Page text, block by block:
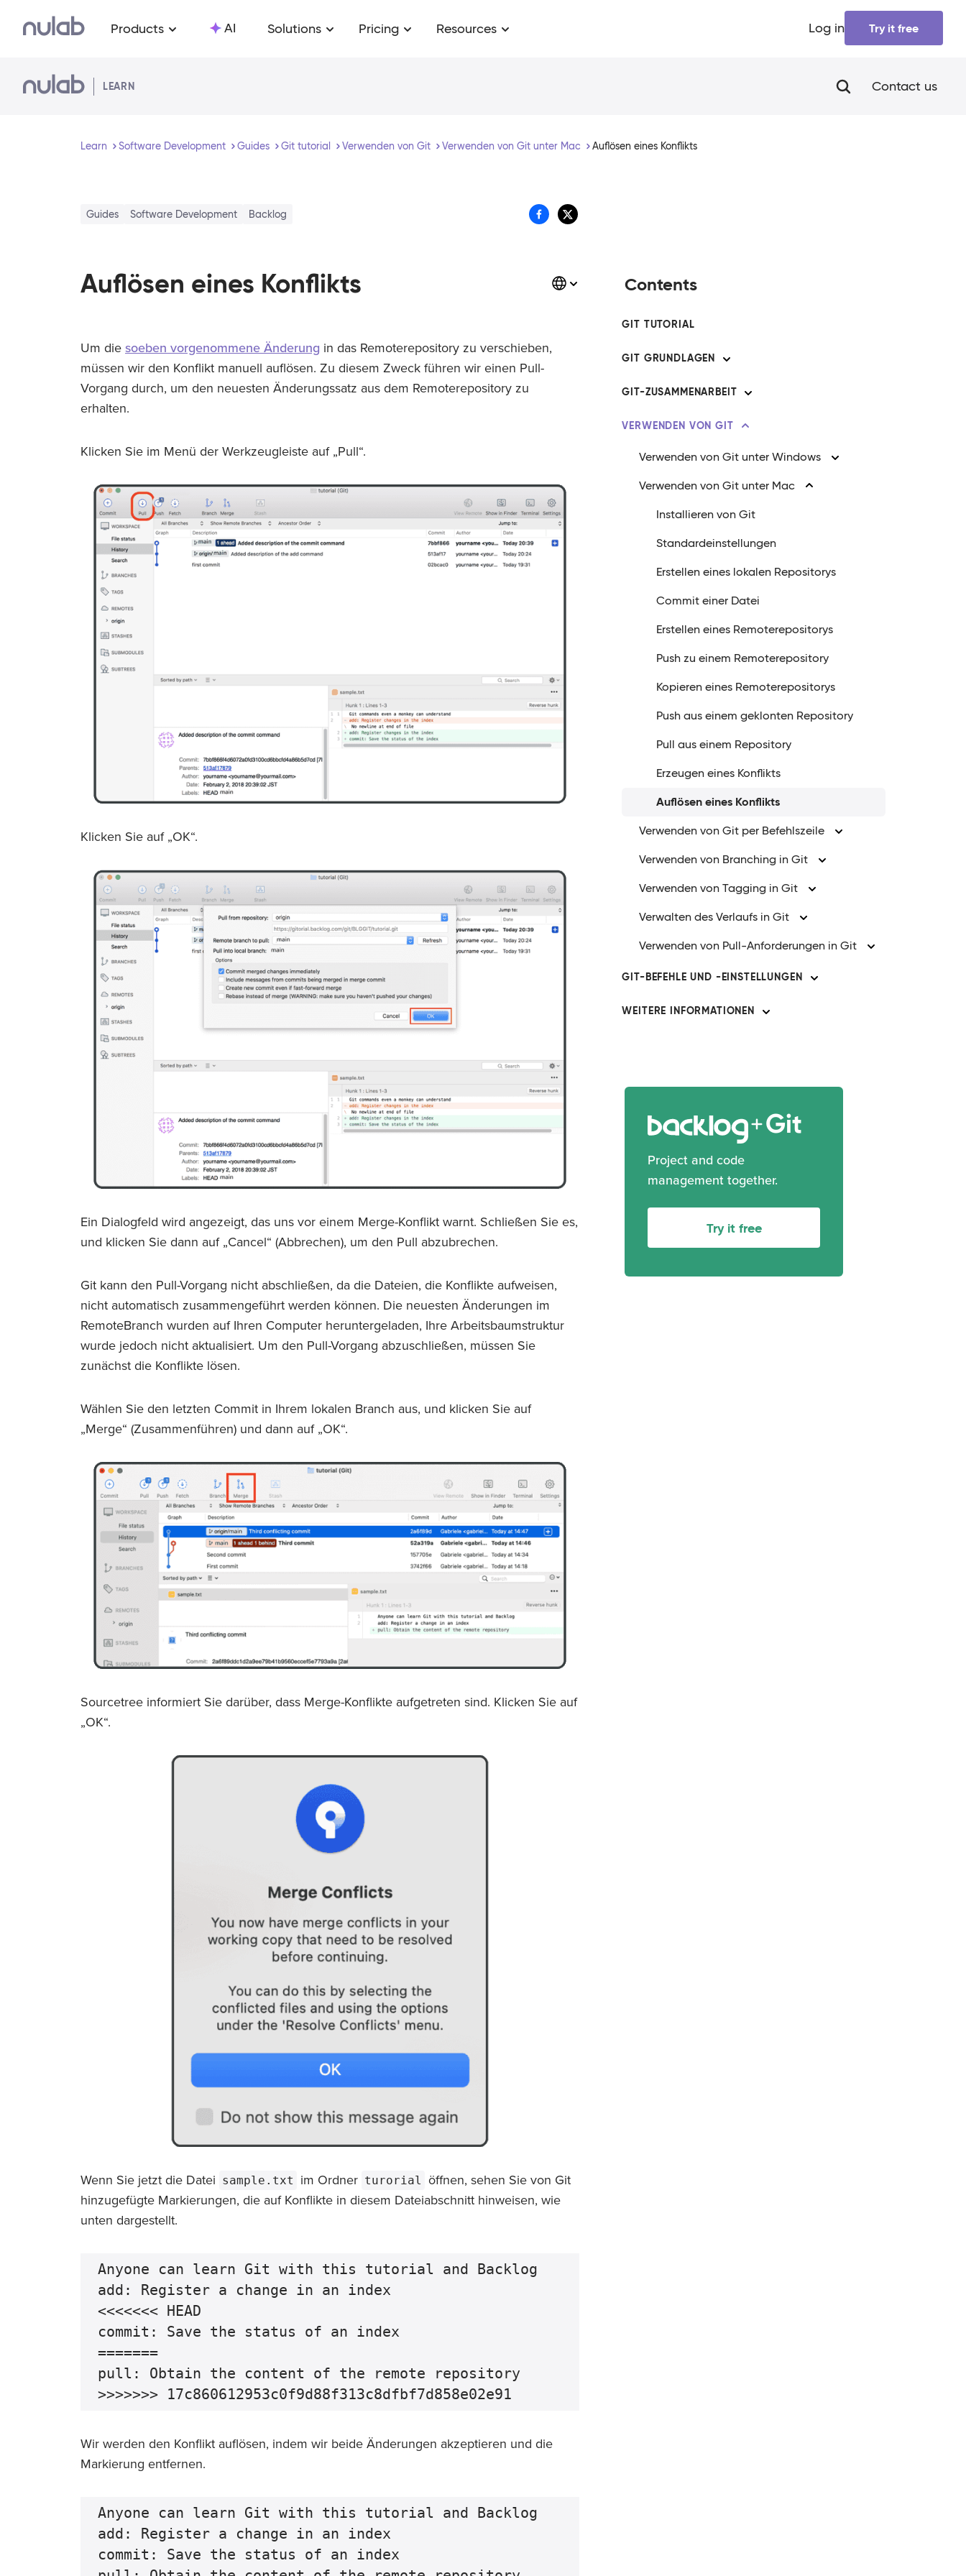
Products AI Solutions Pricing Resources Log in Try it free
LEARN Contact us
Learn Software Development Guides Git tutorial Verwenden von Git Verwenden von Git unter Mac Auflösen eines Konflikts
Guides Software Development Backlog
Auflösen eines Konflikts
Um die soeben vorgenommene Änderung in das Remoterepository zu verschieben,
müssen wir den Konflikt manuell auflösen. Zu diesem Zweck führen wir einen Pull-
Vorgang durch, um den neuesten Änderungssatz aus dem Remoterepository zu
erhalten.
Klicken Sie im Menü der Werkzeugleiste auf „Pull“.
Klicken Sie auf „OK“.
Ein Dialogfeld wird angezeigt, das uns vor einem Merge-Konflikt warnt. Schließen Sie es,
und klicken Sie dann auf „Cancel“ (Abbrechen), um den Pull abzubrechen.
Git kann den Pull-Vorgang nicht abschließen, da die Dateien, die Konflikte aufweisen,
nicht automatisch zusammengeführt werden können. Die neuesten Änderungen im
Remote­Branch wurden auf Ihren Computer heruntergeladen, Ihre Arbeitsbaumstruktur
wurde jedoch nicht aktualisiert. Um den Pull-Vorgang abzuschließen, müssen Sie
zunächst die Konflikte lösen.
Wählen Sie den letzten Commit in Ihrem lokalen Branch aus, und klicken Sie auf
„Merge“ (Zusammenführen) und dann auf „OK“.
Sourcetree informiert Sie darüber, dass Merge-Konflikte aufgetreten sind. Klicken Sie auf
„OK“.
Wenn Sie jetzt die Datei sample.txt im Ordner turorial öffnen, sehen Sie von Git
hinzugefügte Markierungen, die auf Konflikte in diesem Dateiabschnitt hinweisen, wie
unten dargestellt.
Anyone can learn Git with this tutorial and Backlog
add: Register a change in an index
<<<<<<< HEAD
commit: Save the status of an index
=======
pull: Obtain the content of the remote repository
Wir werden den Konflikt auflösen, indem wir beide Änderungen akzeptieren und die
Markierung entfernen.
Anyone can learn Git with this tutorial and Backlog
add: Register a change in an index
commit: Save the status of an index
Contents
GIT TUTORIAL
GIT GRUNDLAGEN
GIT-ZUSAMMENARBEIT
VERWENDEN VON GIT
Verwenden von Git unter Windows
Verwenden von Git unter Mac
Installieren von Git
Standardeinstellungen
Erstellen eines lokalen Repositorys
Commit einer Datei
Erstellen eines Remoterepositorys
Push zu einem Remoterepository
Kopieren eines Remoterepositorys
Push aus einem geklonten Repository
Pull aus einem Repository
Erzeugen eines Konflikts
Auflösen eines Konflikts
Verwenden von Git per Befehlszeile
Verwenden von Branching in Git
Verwenden von Tagging in Git
Verwalten des Verlaufs in Git
Verwenden von Pull-Anforderungen in Git
GIT-BEFEHLE UND -EINSTELLUNGEN
WEITERE INFORMATIONEN
Git
Project and code
management together.
Try it free